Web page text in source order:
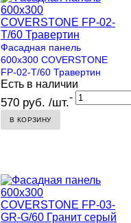
Фасадная панель
600х300 COVERSTONE
FP-02-T/60 Травертин
Есть в наличии
570 руб. /шт.-
В КОРЗИНУ